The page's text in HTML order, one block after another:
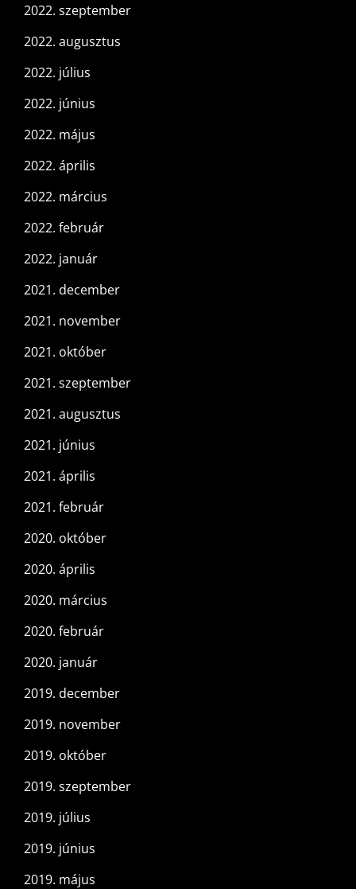
2022. szeptember
2022. augusztus
2022. július
2022. június
2022. május
2022. április
2022. március
2022. február
2022. január
2021. december
2021. november
2021. október
2021. szeptember
2021. augusztus
2021. június
2021. április
2021. február
2020. október
2020. április
2020. március
2020. február
2020. január
2019. december
2019. november
2019. október
2019. szeptember
2019. július
2019. június
2019. május